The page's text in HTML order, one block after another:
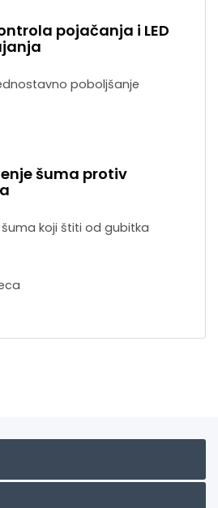
pojačanja i LED
poboljšanje
šuma protiv
koji štiti od gubitka